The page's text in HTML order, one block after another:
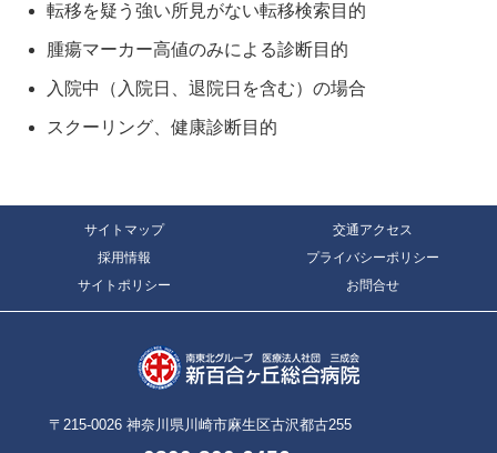
転移を疑う強い所見がない転移検索目的
腫瘍マーカー高値のみによる診断目的
入院中（入院日、退院日を含む）の場合
スクーリング、健康診断目的
サイトマップ 交通アクセス
採用情報 プライバシーポリシー
サイトポリシー お問合せ
〒215-0026 神奈川県川崎市麻生区古沢都古255